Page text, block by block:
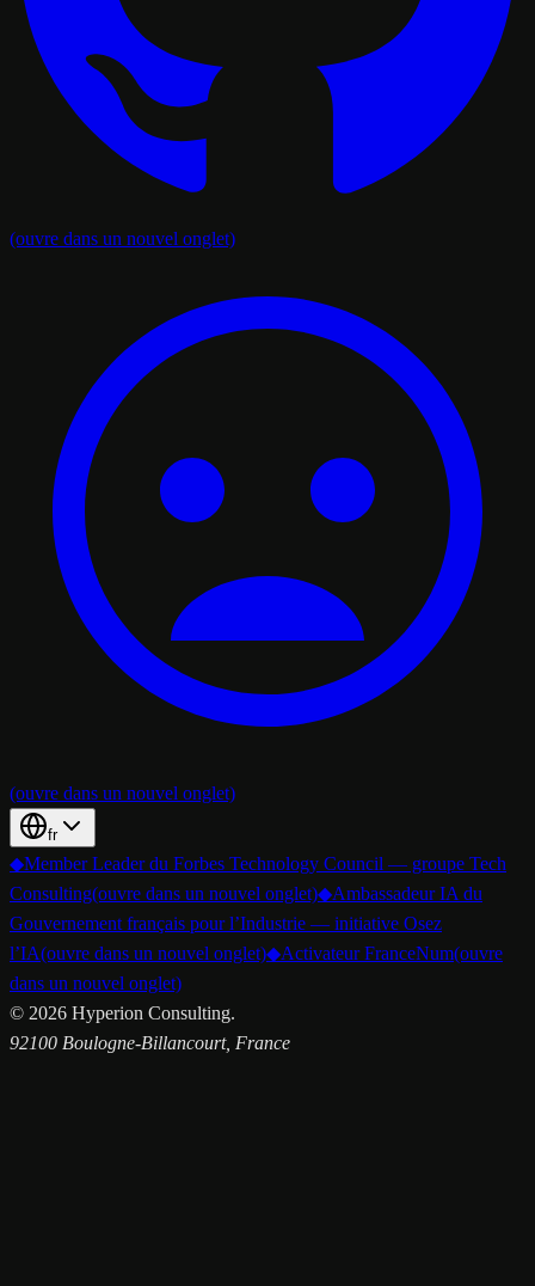
(ouvre dans un nouvel onglet)
(ouvre dans un nouvel onglet)
fr
◆Member Leader du Forbes Technology Council — groupe Tech
Consulting(ouvre dans un nouvel onglet)◆Ambassadeur IA du
Gouvernement français pour l’Industrie — initiative Osez
l’IA(ouvre dans un nouvel onglet)◆Activateur FranceNum(ouvre
dans un nouvel onglet)
© 2026 Hyperion Consulting.
92100 Boulogne-Billancourt, France